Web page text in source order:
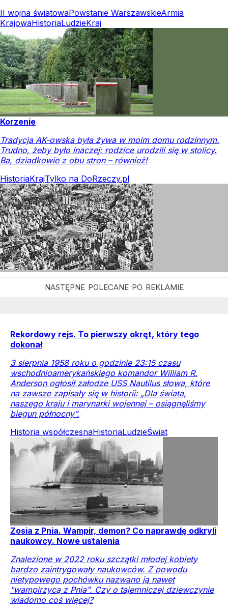
II wojna światowaPowstanie WarszawskieArmia
KrajowaHistoriaLudzieKraj
Korzenie
Tradycja AK-owska była żywa w moim domu rodzinnym.
Trudno, żeby było inaczej: rodzice urodzili się w stolicy.
Ba, dziadkowie z obu stron – również!
HistoriaKrajTylko na DoRzeczy.pl
Rekordowy rejs. To pierwszy okręt, który tego
dokonał
3 sierpnia 1958 roku o godzinie 23:15 czasu
wschodnioamerykańskiego komandor William R.
Anderson ogłosił załodze USS Nautilus słowa, które
na zawsze zapisały się w historii: „Dla świata,
naszego kraju i marynarki wojennej – osiągnęliśmy
biegun północny”.
Historia współczesnaHistoriaLudzieŚwiat
Zosia z Pnia. Wampir, demon? Co naprawdę odkryli
naukowcy. Nowe ustalenia
Znalezione w 2022 roku szczątki młodej kobiety
bardzo zaintrygowały naukowców. Z powodu
nietypowego pochówku nazwano ją nawet
"wampirzycą z Pnia". Czy o tajemniczej dziewczynie
wiadomo coś więcej?